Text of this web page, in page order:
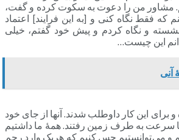
مشاور من را دعوت به سکوت کرده و گفت،
فقط نگاه کنی و [به این فرایند] اعتماد
و نگاه کردم و پیش خود گفتم، خیلی
این چیست…
آنی
و برای این کار داوطلب شدند. آنها از جای خود
با سرعت به طرف زمین رفتند. همۀ ما داشتیم
و می توانستیم حس کنیم که هریک وارد رحم